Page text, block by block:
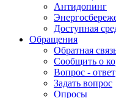
Антидопинг
Доступная
Обращения
Обратная
Сообщить о
Вопрос - ответ
Задать вопрос
Опросы